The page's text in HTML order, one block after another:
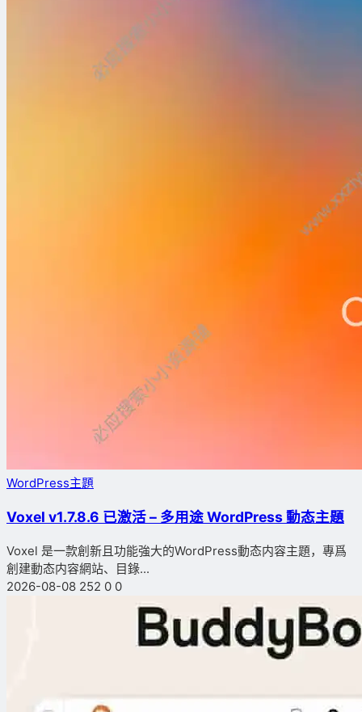
WordPress主題
Voxel v1.7.8.6 已激活 – 多用途 WordPress 動态主題
Voxel 是一款創新且功能強大的WordPress動态内容主題，專爲
創建動态内容網站、目錄...
2026-08-08 252 0 0